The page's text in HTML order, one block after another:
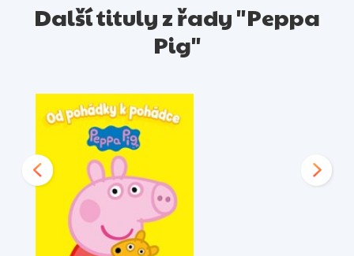
Další tituly z řady "Peppa
Pig"